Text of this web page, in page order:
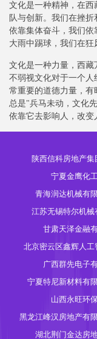
文化是一种精神，在西
队与创新。我们在挫
依靠集体奋斗，我们
大雨中踢球，我们在
文化是一种力量，西
不弱视文化对于一个
常重要的道德力量，有
总是"兵马未动，文化
依靠它去影响人，改变
陕西信科房地产集
宁夏金鹰化
青海润达机械有
江苏无锡特尔机械
甘肃天泽金融
北京密云区鑫辉人工
广西群先电子
宁夏特尼新材料有
山西永旺环
黑龙江峰汉房地产有
湖北荆门金达房